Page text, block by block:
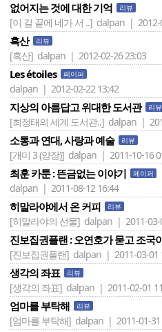
없어지는 것에 대한 기억 리뷰
[이 길 끝에 네가 서 ..] dalpan | 2012-
흑산 리뷰
[흑산] dalpan | 2012-02-26 23:03
Les étoiles 페이퍼
dalpan | 2012-02-22 13:42
지상의 아름답고 위대한 도서관 리뷰
[최정태의 세계 도서관..] dalpan |
소통과 연대, 사랑과 예술 리뷰
[개미 3 (양장)] dalpan | 2011-10-16
최훈 카툰 : 뜬금없는 이야기 페이퍼
dalpan | 2011-08-12 16:44
히말라야에서 온 커피 리뷰
[히말라야의 선물] dalpan | 2011-03-
진보집권플랜 : 오연호가 묻고 조국
[진보집권플랜] dalpan | 2011-03-01
생각의 좌표 리뷰
[생각의 좌표] dalpan | 2011-02-01
엄마를 부탁해 리뷰
[엄마를 부탁해] dalpan | 2011-01-31